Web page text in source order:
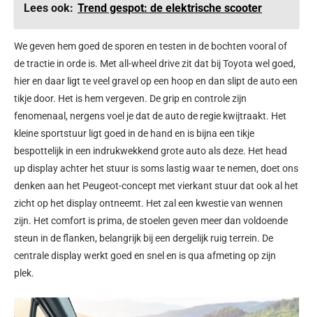
Lees ook: Trend gespot: de elektrische scooter
We geven hem goed de sporen en testen in de bochten vooral of
de tractie in orde is. Met all-wheel drive zit dat bij Toyota wel goed,
hier en daar ligt te veel gravel op een hoop en dan slipt de auto een
tikje door. Het is hem vergeven. De grip en controle zijn
fenomenaal, nergens voel je dat de auto de regie kwijtraakt. Het
kleine sportstuur ligt goed in de hand en is bijna een tikje
bespottelijk in een indrukwekkend grote auto als deze. Het head
up display achter het stuur is soms lastig waar te nemen, doet ons
denken aan het Peugeot-concept met vierkant stuur dat ook al het
zicht op het display ontneemt. Het zal een kwestie van wennen
zijn. Het comfort is prima, de stoelen geven meer dan voldoende
steun in de flanken, belangrijk bij een dergelijk ruig terrein. De
centrale display werkt goed en snel en is qua afmeting op zijn
plek.